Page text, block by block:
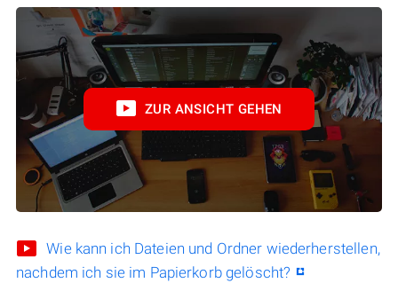
ZUR ANSICHT GEHEN
Wie kann ich Dateien und Ordner wiederherstellen,
nachdem ich sie im Papierkorb gelöscht?